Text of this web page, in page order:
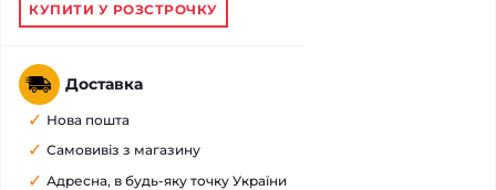
КУПИТИ У РОЗСТРОЧКУ
Доставка
Нова пошта
Самовивіз з магазину
Адресна, в будь-яку точку України